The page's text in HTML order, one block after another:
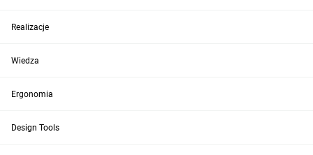
Realizacje
Wiedza
Ergonomia
Design Tools